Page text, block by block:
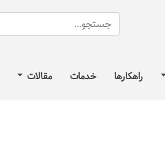
راهکارها خدمات مقالات